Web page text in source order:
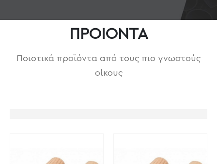
ΠΡΟΙΟΝΤΑ
Ποιοτικά προϊόντα από τους πιο γνωστούς
οίκους